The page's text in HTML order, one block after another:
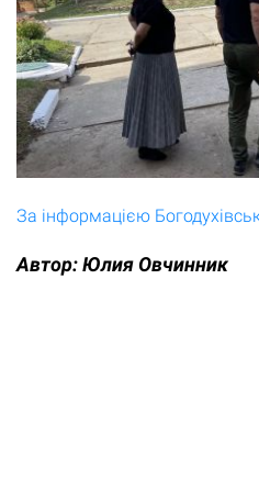
За інформацією
Автор:Юлия Овчинник